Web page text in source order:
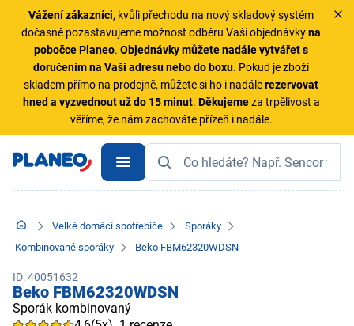
Vážení zákazníci, kvůli přechodu na nový skladový systém
dočasně pozastavujeme možnost odběru Vaší objednávkyna
pobočce Planeo.Objednávky můžete nadále vytvářet s
doručením na Vaši adresu nebo do boxu. Pokud je zboží
skladem přímo na prodejně, můžete si ho i nadálerezervovat
hned a vyzvednout už do 15 minut. Děkujemeza trpělivost a
věříme, že nám zachováte přízeň i nadále.
Velké domácí spotřebiče
Sporáky
Kombinované sporáky
Beko FBM62320WDSN
ID: 40051632
Beko FBM62320WDSN
Sporák kombinovaný